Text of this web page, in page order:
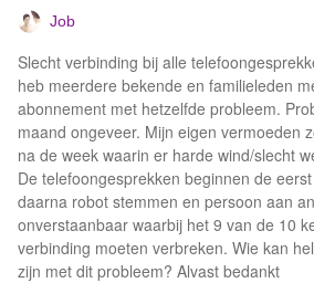
Job
Slecht verbinding bij alle
heb meerdere bekende en familieleden
abonnement met hetzelfde probleem.
maand ongeveer. Mijn eigen vermoeden
na de week waarin er harde wind/slecht
De telefoongesprekken beginnen de
daarna robot stemmen en persoon aan
onverstaanbaar waarbij het 9 van de 10
verbinding moeten verbreken. Wie kan
zijn met dit probleem? Alvast bedankt